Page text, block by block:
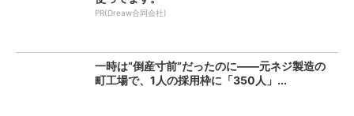
PR(Dreaw合同会社)
一時は“倒産寸前”だったのに――元ネジ製造の
町工場で、1人の採用枠に「350人」...